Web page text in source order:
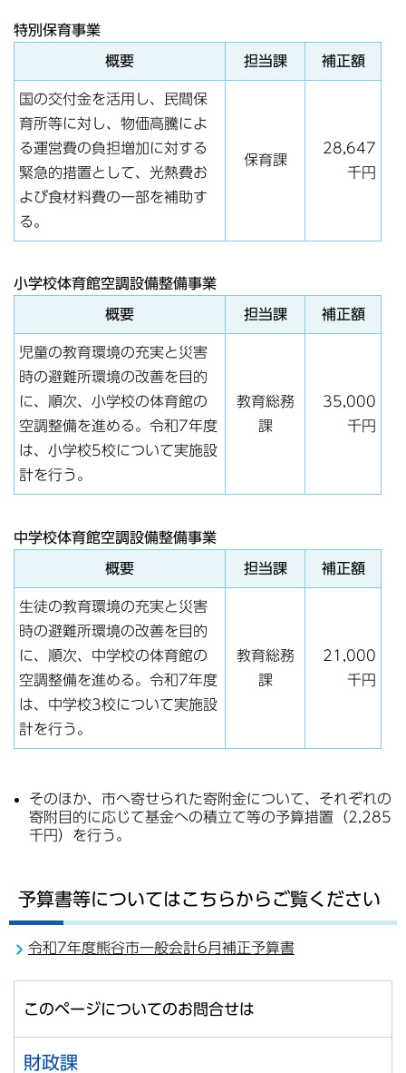
特別保育事業
概要 担当課 補正額
国の交付金を活用し、民間保
育所等に対し、物価高騰によ
る運営費の負担増加に対する
緊急的措置として、光熱費お
よび食材料費の一部を補助す
る。
保育課
28,647
千円
小学校体育館空調設備整備事業
概要 担当課 補正額
児童の教育環境の充実と災害
時の避難所環境の改善を目的
に、順次、小学校の体育館の
空調整備を進める。令和7年度
は、小学校5校について実施設
計を行う。
教育総務
課
35,000
千円
中学校体育館空調設備整備事業
概要 担当課 補正額
生徒の教育環境の充実と災害
時の避難所環境の改善を目的
に、順次、中学校の体育館の
空調整備を進める。令和7年度
は、中学校3校について実施設
計を行う。
教育総務
課
21,000
千円
そのほか、市へ寄せられた寄附金について、それぞれの
寄附目的に応じて基金への積立て等の予算措置（2,285
千円）を行う。
予算書等についてはこちらからご覧ください
令和7年度熊谷市一般会計6月補正予算書
このページについてのお問合せは
財政課